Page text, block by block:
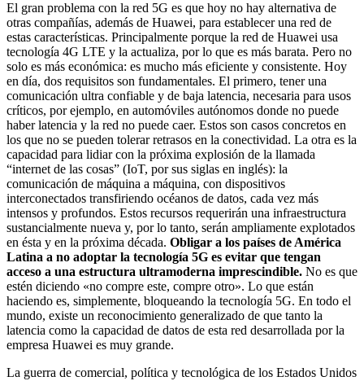
El gran problema con la red 5G es que hoy no hay alternativa de
otras compañías, además de Huawei, para establecer una red de
estas características. Principalmente porque la red de Huawei usa
tecnología 4G LTE y la actualiza, por lo que es más barata. Pero no
solo es más económica: es mucho más eficiente y consistente. Hoy
en día, dos requisitos son fundamentales. El primero, tener una
comunicación ultra confiable y de baja latencia, necesaria para usos
críticos, por ejemplo, en automóviles autónomos donde no puede
haber latencia y la red no puede caer. Estos son casos concretos en
los que no se pueden tolerar retrasos en la conectividad. La otra es la
capacidad para lidiar con la próxima explosión de la llamada
“internet de las cosas” (IoT, por sus siglas en inglés): la
comunicación de máquina a máquina, con dispositivos
interconectados transfiriendo océanos de datos, cada vez más
intensos y profundos. Estos recursos requerirán una infraestructura
sustancialmente nueva y, por lo tanto, serán ampliamente explotados
en ésta y en la próxima década. Obligar a los países de América
Latina a no adoptar la tecnología 5G es evitar que tengan
acceso a una estructura ultramoderna imprescindible. No es que
estén diciendo «no compre este, compre otro». Lo que están
haciendo es, simplemente, bloqueando la tecnología 5G. En todo el
mundo, existe un reconocimiento generalizado de que tanto la
latencia como la capacidad de datos de esta red desarrollada por la
empresa Huawei es muy grande.
La guerra de comercial, política y tecnológica de los Estados Unidos